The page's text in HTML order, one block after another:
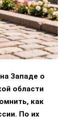
Западе о
области
как
По их